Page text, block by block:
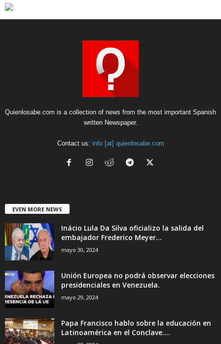
Quienlosabe.com is a collection of news from the most important Spanish
written Newspaper.
Contact us: info [at] quienlosabe.com
EVEN MORE NEWS
Inácio Lula Da Silva oficializo la salida del
embajador Frederico Meyer...
mayo 30, 2024
Unión Europea no podrá observar elecciones
presidenciales en Venezuela.
mayo 29, 2024
Papa Francisco hablo sobre la educación en
Latinoamérica en el Conclave....